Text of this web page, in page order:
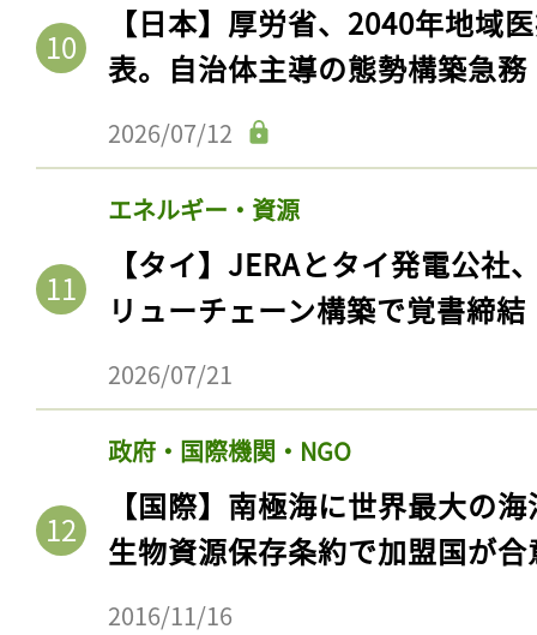
【日本】厚労省、2040年地域
表。自治体主導の態勢構築急務
2026/07/12
エネルギー・資源
【タイ】JERAとタイ発電公社
リューチェーン構築で覚書締結
2026/07/21
政府・国際機関・NGO
【国際】南極海に世界最大の
生物資源保存条約で加盟国が合
2016/11/16